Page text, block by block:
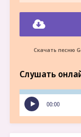
Скачать песню
Слушать
00:00